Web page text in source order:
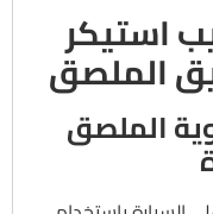
استيكر
الملصق
زاوية الملصق